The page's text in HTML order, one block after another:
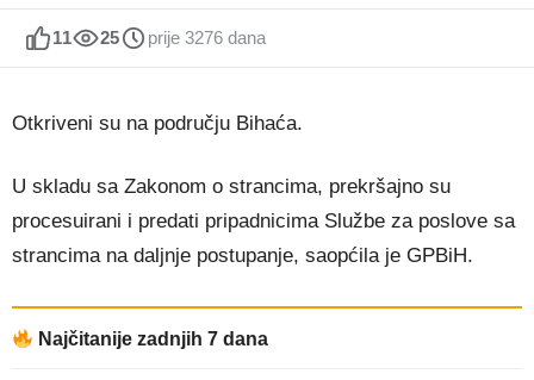
11 25 prije 3276 dana
Otkriveni su na području Bihaća.
U skladu sa Zakonom o strancima, prekršajno su
procesuirani i predati pripadnicima Službe za poslove sa
strancima na daljnje postupanje, saopćila je GPBiH.
Najčitanije zadnjih 7 dana